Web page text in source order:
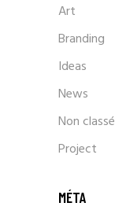
Art
Branding
Ideas
News
Non classé
Project
MÉTA